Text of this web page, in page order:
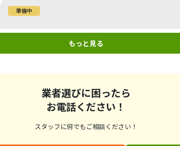
準備中
もっと見る
業者選びに困ったら
お電話ください！
スタッフに何でもご相談ください！